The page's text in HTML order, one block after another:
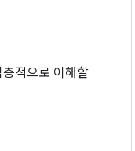
적으로 이해할